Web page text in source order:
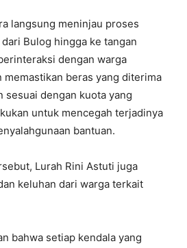
langsung meninjau proses
Bulog hingga ke tangan
dengan warga
memastikan beras yang diterima
sesuai dengan kuota yang
untuk mencegah terjadinya
bantuan.
Lurah Rini Astuti juga
keluhan dari warga terkait
bahwa setiap kendala yang